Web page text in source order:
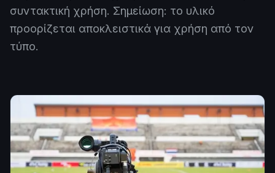
συντακτική χρήση. Σημείωση: το υλικό
προορίζεται αποκλειστικά για χρήση από τον
τύπο.